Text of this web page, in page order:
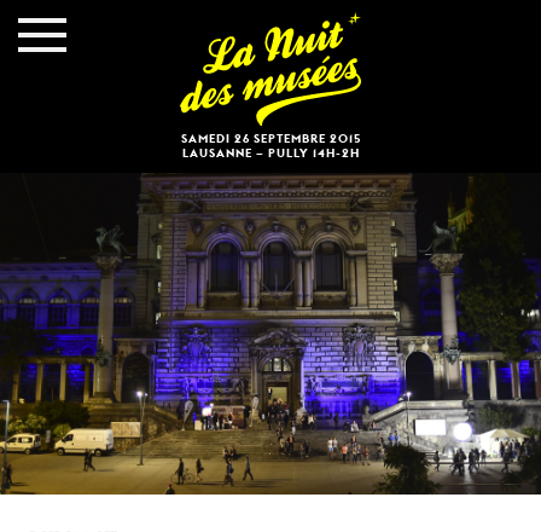
SAMEDI 26 SEPTEMBRE 2015
LAUSANNE – PULLY 14H-2H